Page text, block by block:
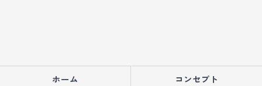
ホーム コンセプト